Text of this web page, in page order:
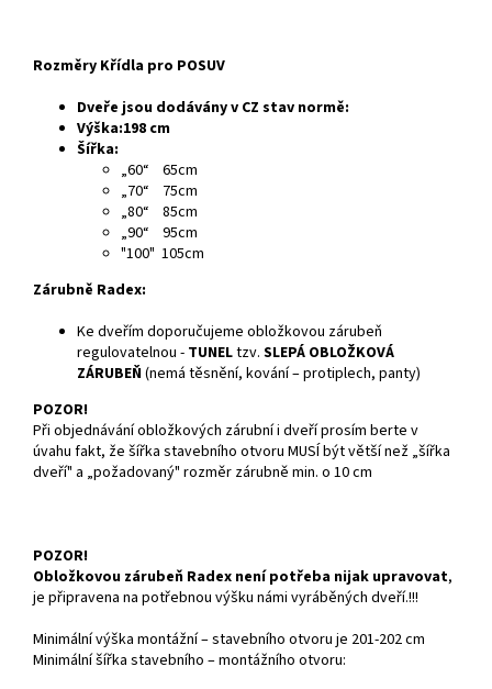
Rozměry Křídla pro POSUV
Dveře jsou dodávány v CZ stav normě:
Výška:198 cm
Šířka:
„60“ 65cm
„70“ 75cm
„80“ 85cm
„90“ 95cm
"100" 105cm
Zárubně Radex:
Ke dveřím doporučujeme obložkovou zárubeň
regulovatelnou - TUNELtzv. SLEPÁ OBLOŽKOVÁ
ZÁRUBEŇ(nemá těsnění, kování – protiplech, panty)
POZOR!
Při objednávání obložkových zárubní i dveří prosím berte v
úvahu fakt, že šířka stavebního otvoru MUSÍ být větší než „šířka
dveří" a „požadovaný" rozměr zárubně min. o 10 cm
POZOR!
Obložkovou zárubeň Radex není potřeba nijak upravovat,
je připravena na potřebnou výšku námi vyráběných dveří.!!!
Minimální výška montážní – stavebního otvoru je 201-202 cm
Minimální šířka stavebního – montážního otvoru: